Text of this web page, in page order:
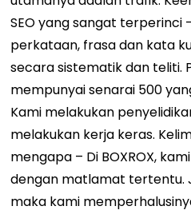
SEO yang sangat terperinci
perkataan, frasa dan kata
secara sistematik dan teliti.
mempunyai senarai 500
Kami melakukan
melakukan kerja keras.
mengapa – Di BOXROX,
dengan matlamat tertentu.
maka kami